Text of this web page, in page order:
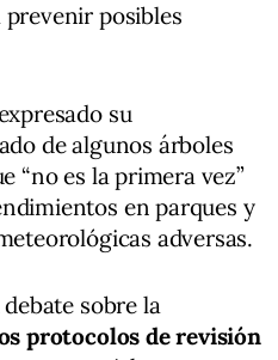
posibles
su
de algunos árboles
“no es la primera vez”
en parques y
adversas.
sobre la
protocolos de revisión